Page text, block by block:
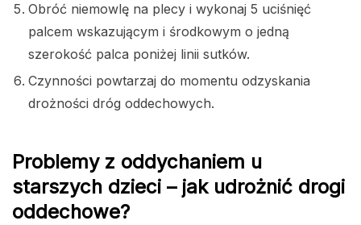
Obróć niemowlę na plecy i wykonaj 5 uciśnięć
palcem wskazującym i środkowym o jedną
szerokość palca poniżej linii sutków.
Czynności powtarzaj do momentu odzyskania
drożności dróg oddechowych.
Problemy z oddychaniem u
starszych dzieci – jak udrożnić drogi
oddechowe?